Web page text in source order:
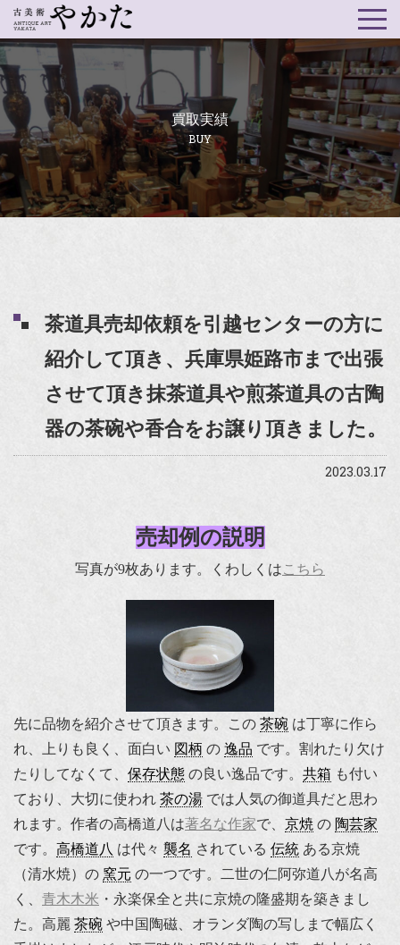
買取実績
BUY
茶道具売却依頼を引越センターの方に
紹介して頂き、兵庫県姫路市まで出張
させて頂き抹茶道具や煎茶道具の古陶
器の茶碗や香合をお譲り頂きました。
2023.03.17
売却例の説明
写真が9枚あります。くわしくはこちら
先に品物を紹介させて頂きます。この 茶碗 は丁寧に作ら
れ、上りも良く、面白い 図柄 の 逸品 です。割れたり欠け
たりしてなくて、 保存状態 の良い逸品です。 共箱 も付い
ており、大切に使われ 茶の湯 では人気の御道具だと思わ
れます。作者の高橋道八は著名な作家で、 京焼 の 陶芸家
です。 高橋道八 は代々 襲名 されている 伝統 ある京焼
（清水焼）の 窯元 の一つです。二世の仁阿弥道八が名高
く、 青木木米 ・永楽保全と共に京焼の隆盛期を築きまし
た。高麗 茶碗 や中国陶磁、オランダ陶の写しまで幅広く